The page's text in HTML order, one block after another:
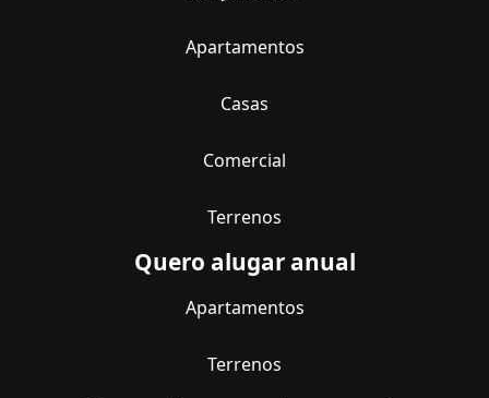
Apartamentos
Casas
Comercial
Terrenos
Quero alugar anual
Apartamentos
Terrenos